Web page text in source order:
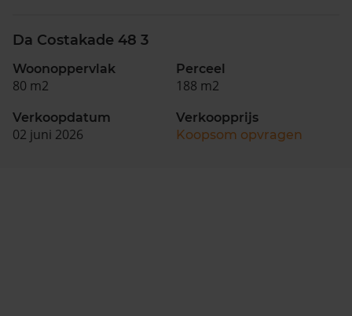
Da Costakade 48 3
Woonoppervlak
80 m2
Perceel
188 m2
Verkoopdatum
02 juni 2026
Verkoopprijs
Koopsom opvragen